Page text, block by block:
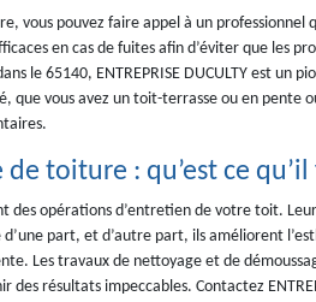
vous pouvez faire appel à un professionnel
en cas de fuites afin d’éviter que les
le 65140, ENTREPRISE DUCULTY est un
que vous avez un toit-terrasse ou en pente
toiture : qu’est ce
des opérations d’entretien de votre toit.
part, et d’autre part, ils améliorent
Les travaux de nettoyage et de
résultats impeccables. Contactez